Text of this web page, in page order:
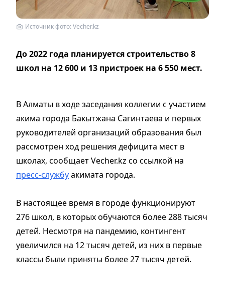
Источник фото: Vecher.kz
До 2022 года планируется строительство 8
школ на 12 600 и 13 пристроек на 6 550 мест.
В Алматы в ходе заседания коллегии с участием
акима города Бакытжана Сагинтаева и первых
руководителей организаций образования был
рассмотрен ход решения дефицита мест в
школах, сообщает Vecher.kz со ссылкой на
пресс-службуакимата города.
В настоящее время в городе функционируют
276 школ, в которых обучаются более 288 тысяч
детей. Несмотря на пандемию, контингент
увеличился на 12 тысяч детей, из них в первые
классы были приняты более 27 тысяч детей.